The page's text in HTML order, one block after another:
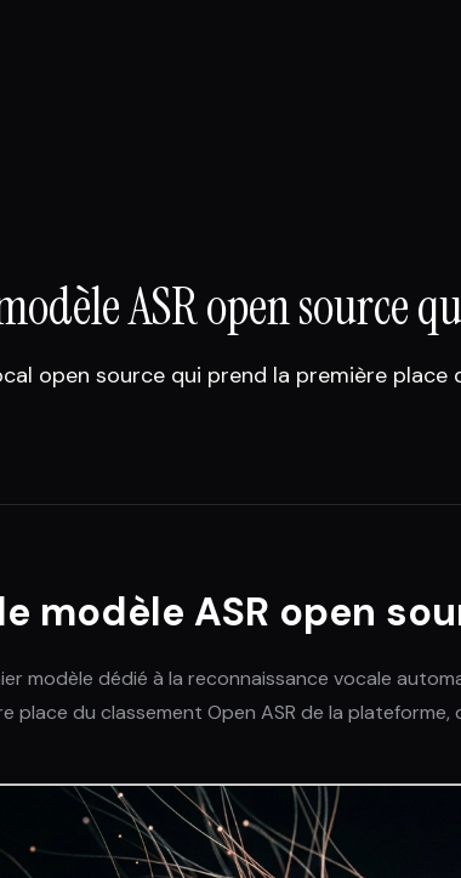
ASR open source
open source qui prend la première place
modèle ASR open
modèle dédié à la reconnaissance vocale
place du classement Open ASR de la